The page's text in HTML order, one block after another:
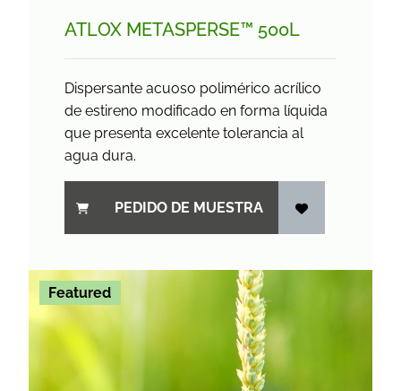
ATLOX METASPERSE™ 500L
Dispersante acuoso polimérico acrílico
de estireno modificado en forma líquida
que presenta excelente tolerancia al
agua dura.
PEDIDO DE MUESTRA
Featured